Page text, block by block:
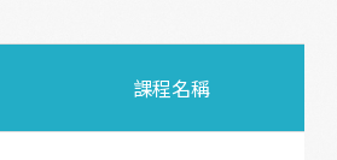
課程名稱